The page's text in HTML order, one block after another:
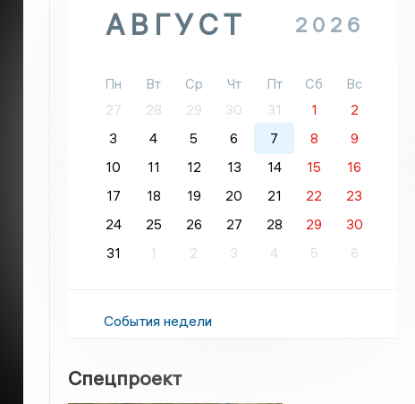
АВГУСТ 2026
Пн Вт Ср Чт Пт Сб
Вс
27
28 29 30 31 1
2
3
4 5 6 7 8
9
10
11 12 13 14 15
16
17
18 19 20 21 22
23
24
25 26 27 28 29
30
31
1 2 3 4 5 6
События недели
Спецпроект